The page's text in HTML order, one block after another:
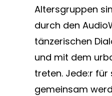
Altersgruppen
durch den
tänzerischen
und mit dem
treten. Jede:r
gemeinsam